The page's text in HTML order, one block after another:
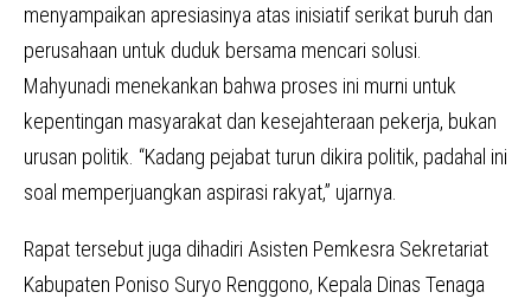
menyampaikan apresiasinya atas inisiatif serikat buruh dan
perusahaan untuk duduk bersama mencari solusi.
Mahyunadi menekankan bahwa proses ini murni untuk
kepentingan masyarakat dan kesejahteraan pekerja, bukan
urusan politik. “Kadang pejabat turun dikira politik, padahal ini
soal memperjuangkan aspirasi rakyat,” ujarnya.
Rapat tersebut juga dihadiri Asisten Pemkesra Sekretariat
Kabupaten Poniso Suryo Renggono, Kepala Dinas Tenaga